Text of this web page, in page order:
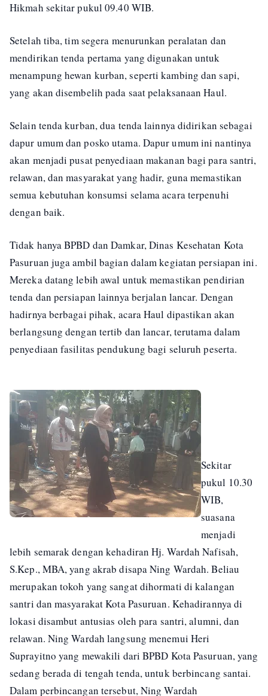
Hikmah sekitar pukul 09.40 WIB.
Setelah tiba, tim segera menurunkan peralatan dan
mendirikan tenda pertama yang digunakan untuk
menampung hewan kurban, seperti kambing dan sapi,
yang akan disembelih pada saat pelaksanaan Haul.
Selain tenda kurban, dua tenda lainnya didirikan sebagai
dapur umum dan posko utama. Dapur umum ini nantinya
akan menjadi pusat penyediaan makanan bagi para santri,
relawan, dan masyarakat yang hadir, guna memastikan
semua kebutuhan konsumsi selama acara terpenuhi
dengan baik.
Tidak hanya BPBD dan Damkar, Dinas Kesehatan Kota
Pasuruan juga ambil bagian dalam kegiatan persiapan ini.
Mereka datang lebih awal untuk memastikan pendirian
tenda dan persiapan lainnya berjalan lancar. Dengan
hadirnya berbagai pihak, acara Haul dipastikan akan
berlangsung dengan tertib dan lancar, terutama dalam
penyediaan fasilitas pendukung bagi seluruh peserta.
Sekitar
pukul 10.30
WIB,
suasana
menjadi
lebih semarak dengan kehadiran Hj. Wardah Nafisah,
S.Kep., MBA, yang akrab disapa Ning Wardah. Beliau
merupakan tokoh yang sangat dihormati di kalangan
santri dan masyarakat Kota Pasuruan. Kehadirannya di
lokasi disambut antusias oleh para santri, alumni, dan
relawan. Ning Wardah langsung menemui Heri
Suprayitno yang mewakili dari BPBD Kota Pasuruan, yang
sedang berada di tengah tenda, untuk berbincang santai.
Dalam perbincangan tersebut, Ning Wardah